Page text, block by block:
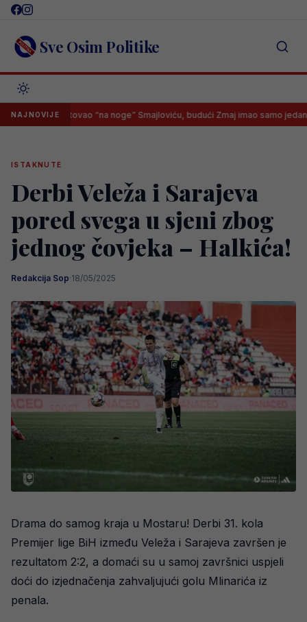
Skip
content Sve Osim Politike
NAJNOVIJE
otputovao “na noge” Smajloviću, budući Zmaj imao samo jedan
ISTAKNUTE
Derbi Veleža i Sarajeva
pored svega u sjeni zbog
jednog čovjeka – Halkića!
Redakcija Sop·18/05/2025
Drama do samog kraja u Mostaru! Derbi 31. kola
Premijer lige BiH između Veleža i Sarajeva završen je
rezultatom 2:2, a domaći su u samoj završnici uspjeli
doći do izjednačenja zahvaljujući golu Mlinarića iz
penala.